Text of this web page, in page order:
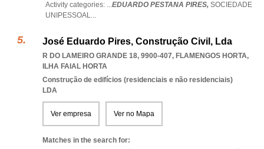
Activity categories: ...EDUARDO PESTANA PIRES, SOCIEDADE
UNIPESSOAL...
José Eduardo Pires, Construção Civil, Lda
R DO LAMEIRO GRANDE 18, 9900-407, FLAMENGOS HORTA,
ILHA FAIAL HORTA
Construção de edifícios (residenciais e não residenciais)
LDA
Ver empresa Ver no Mapa
Matches in the search for: